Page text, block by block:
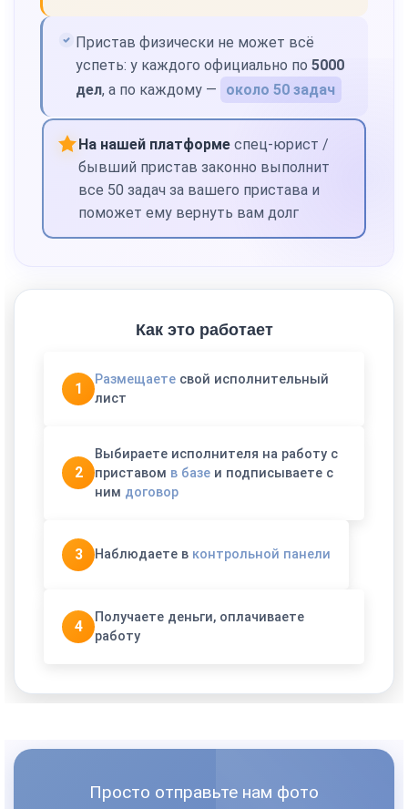
Пристав физически не может всё
успеть: у каждого официально по 5000
дел, а по каждому — около 50 задач
На нашей платформе спец-юрист /
бывший пристав законно выполнит
все 50 задач за вашего пристава и
поможет ему вернуть вам долг
Как это работает
1
Размещаете свой исполнительный
лист
2
Выбираете исполнителя на работу с
приставом в базе и подписываете с
ним договор
3 Наблюдаете в контрольной панели
4
Получаете деньги, оплачиваете
работу
Просто отправьте нам фото